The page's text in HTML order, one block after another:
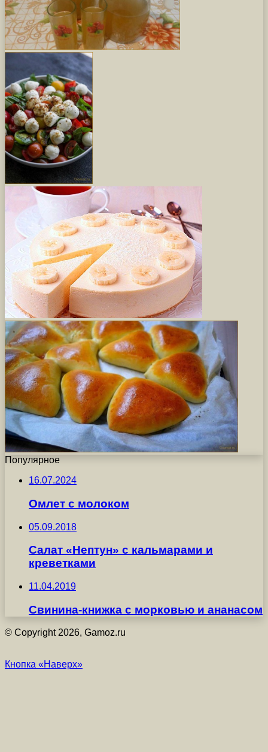
Популярное
16.07.2024
Омлет с молоком
05.09.2018
Салат «Нептун» с кальмарами и
креветками
11.04.2019
Свинина-книжка с морковью и ананасом
© Copyright 2026, Gamoz.ru
Кнопка «Наверх»